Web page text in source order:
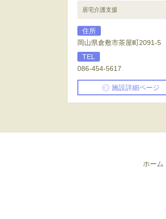
居宅介護支援
住所
岡山県倉敷市茶屋町2091-5
TEL
086-454-5617
施設詳細ページ
ホーム